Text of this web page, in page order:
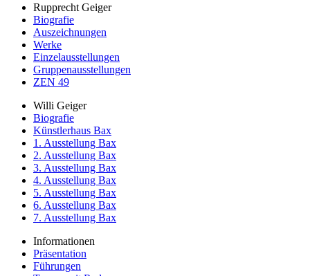
Rupprecht Geiger
Biografie
Auszeichnungen
Werke
Einzelausstellungen
Gruppenausstellungen
ZEN 49
Willi Geiger
Biografie
Künstlerhaus Bax
1. Ausstellung Bax
2. Ausstellung Bax
3. Ausstellung Bax
4. Ausstellung Bax
5. Ausstellung Bax
6. Ausstellung Bax
7. Ausstellung Bax
Informationen
Präsentation
Führungen